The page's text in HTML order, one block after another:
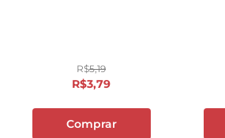
R$5,19
R$3,79
Comprar